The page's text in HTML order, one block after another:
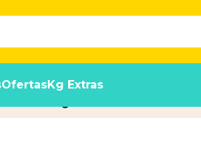
OfertasKg Extras
- Ayuda a